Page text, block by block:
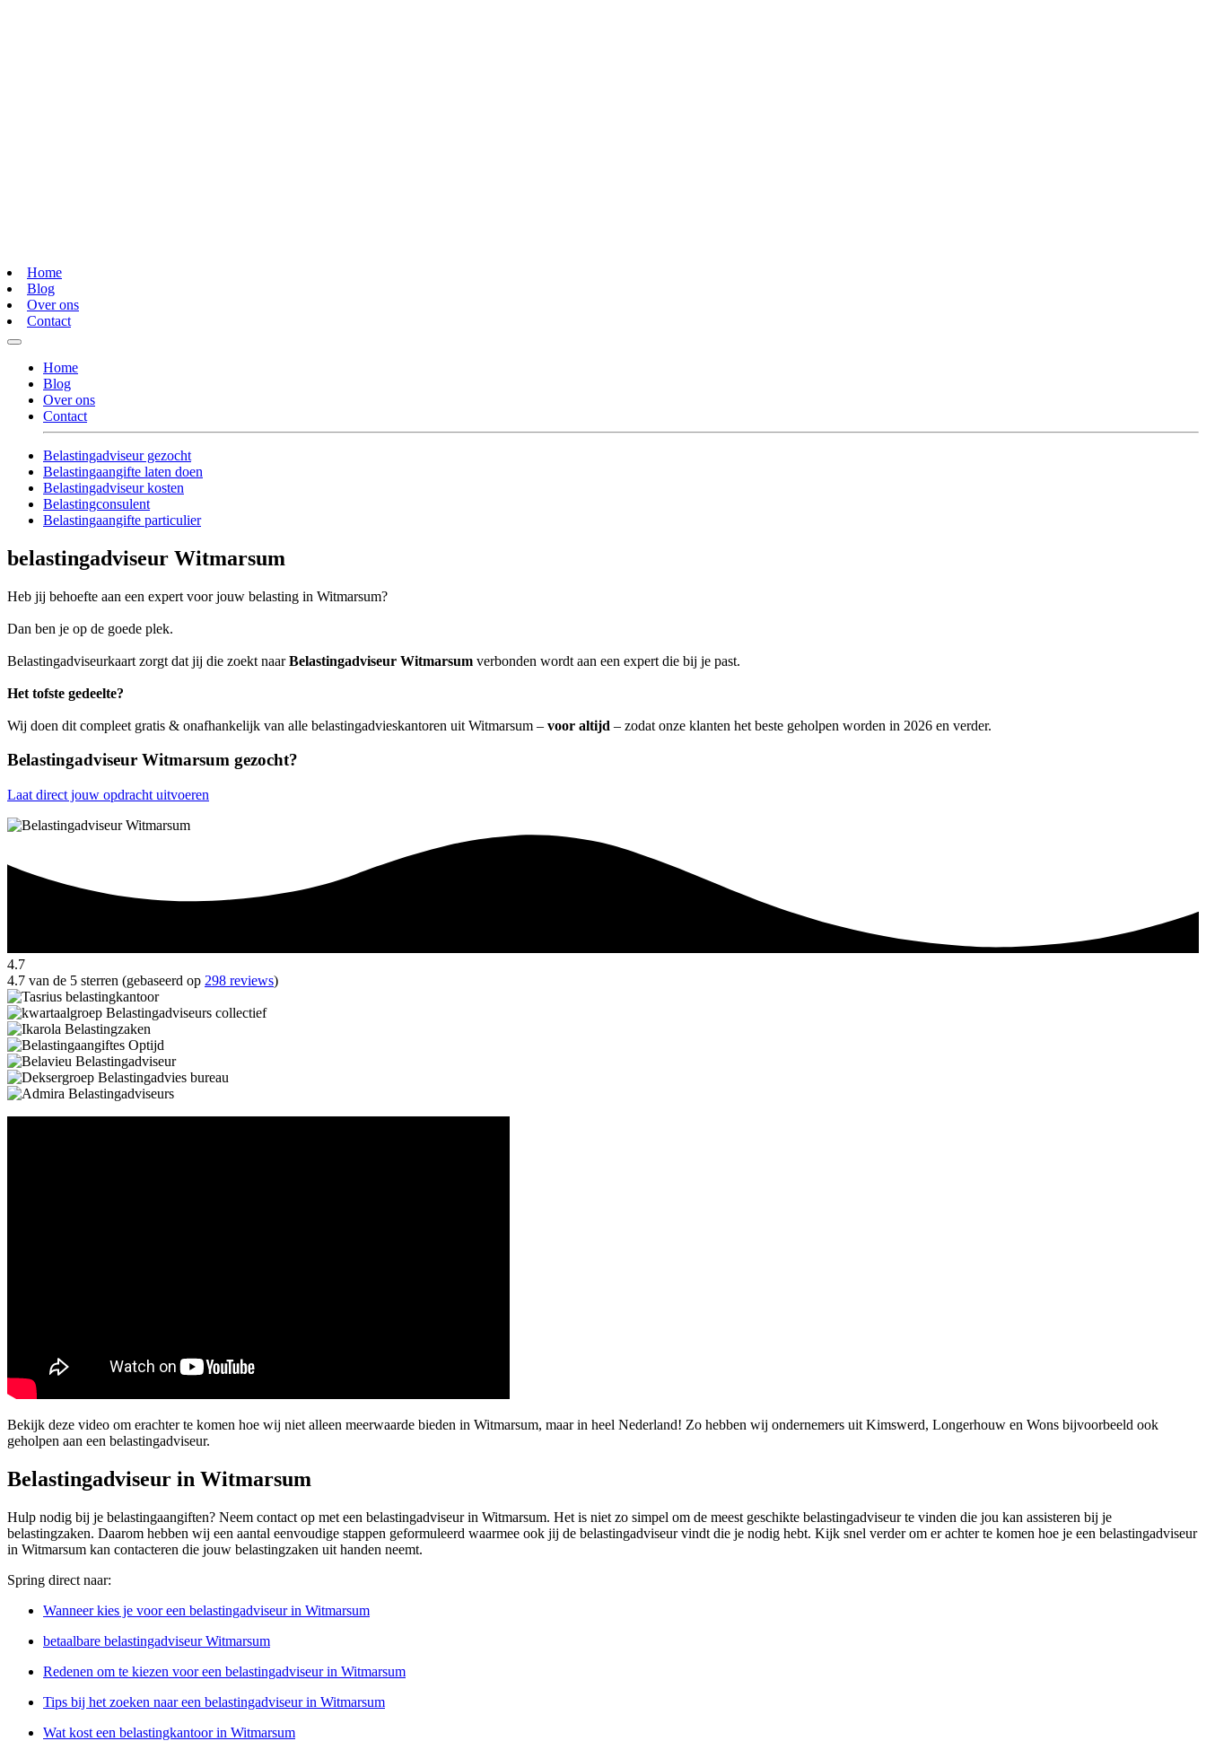
Home
Blog
Over ons
Contact
Home
Blog
Over ons
Contact
Belastingadviseur gezocht
Belastingaangifte laten doen
Belastingadviseur kosten
Belastingconsulent
Belastingaangifte particulier
belastingadviseur Witmarsum
Heb jij behoefte aan een expert voor jouw belasting in Witmarsum?
Dan ben je op de goede plek.
Belastingadviseurkaart zorgt dat jij die zoekt naarBelastingadviseur Witmarsum verbonden wordt aan een expert die bij je past.
Het tofste gedeelte?
Wij doen dit compleet gratis & onafhankelijk van alle belastingadvieskantoren uit Witmarsum – voor altijd – zodat onze klanten het beste geholpen worden in 2026 en verder.
Belastingadviseur Witmarsum gezocht?
Laat direct jouw opdracht uitvoeren
4.7
4.7 van de 5 sterren (gebaseerd op 298 reviews)
Bekijk deze video om erachter te komen hoe wij niet alleen meerwaarde bieden in Witmarsum, maar in heel Nederland! Zo hebben wij ondernemers uit Kimswerd, Longerhouw en Wons bijvoorbeeld ook
geholpen aan een belastingadviseur.
Belastingadviseur in Witmarsum
Hulp nodig bij je belastingaangiften? Neem contact op met een belastingadviseur in Witmarsum. Het is niet zo simpel om de meest geschikte belastingadviseur te vinden die jou kan assisteren bij je
belastingzaken. Daarom hebben wij een aantal eenvoudige stappen geformuleerd waarmee ook jij de belastingadviseur vindt die je nodig hebt. Kijk snel verder om er achter te komen hoe je een belastingadviseur
in Witmarsum kan contacteren die jouw belastingzaken uit handen neemt.
Spring direct naar:
Wanneer kies je voor een belastingadviseur in Witmarsum
betaalbare belastingadviseur Witmarsum
Redenen om te kiezen voor een belastingadviseur in Witmarsum
Tips bij het zoeken naar een belastingadviseur in Witmarsum
Wat kost een belastingkantoor in Witmarsum